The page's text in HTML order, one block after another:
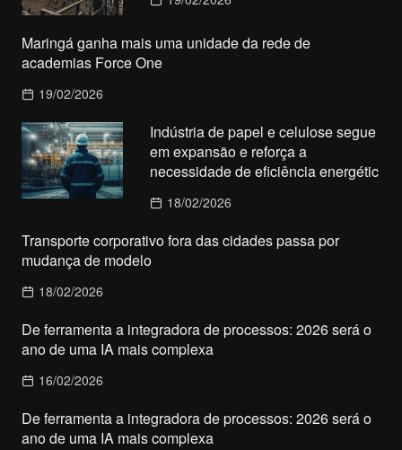
Maringá ganha mais uma unidade da rede de
academias Force One
19/02/2026
Indústria de papel e celulose segue
em expansão e reforça a
necessidade de eficiência energétic
18/02/2026
Transporte corporativo fora das cidades passa por
mudança de modelo
18/02/2026
De ferramenta a integradora de processos: 2026 será o
ano de uma IA mais complexa
16/02/2026
De ferramenta a integradora de processos: 2026 será o
ano de uma IA mais complexa